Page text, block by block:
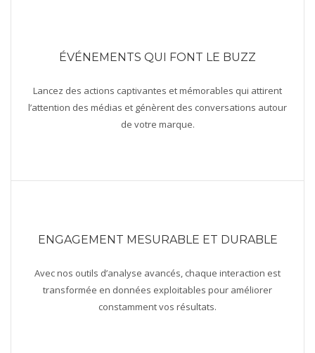
ÉVÉNEMENTS QUI FONT LE BUZZ
Lancez des actions captivantes et mémorables qui attirent
l’attention des médias et génèrent des conversations autour
de votre marque.
ENGAGEMENT MESURABLE ET DURABLE
Avec nos outils d’analyse avancés, chaque interaction est
transformée en données exploitables pour améliorer
constamment vos résultats.